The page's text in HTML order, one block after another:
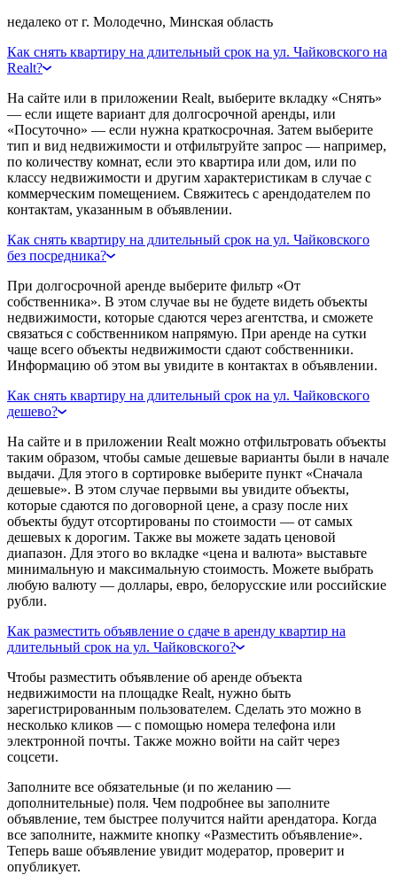
недалеко от г. Молодечно, Минская область
Как снять квартиру на длительный срок на ул. Чайковского на
Realt?
На сайте или в приложении Realt, выберите вкладку «Снять»
— если ищете вариант для долгосрочной аренды, или
«Посуточно» — если нужна краткосрочная. Затем выберите
тип и вид недвижимости и отфильтруйте запрос — например,
по количеству комнат, если это квартира или дом, или по
классу недвижимости и другим характеристикам в случае с
коммерческим помещением. Свяжитесь с арендодателем по
контактам, указанным в объявлении.
Как снять квартиру на длительный срок на ул. Чайковского
без посредника?
При долгосрочной аренде выберите фильтр «От
собственника». В этом случае вы не будете видеть объекты
недвижимости, которые сдаются через агентства, и сможете
связаться с собственником напрямую. При аренде на сутки
чаще всего объекты недвижимости сдают собственники.
Информацию об этом вы увидите в контактах в объявлении.
Как снять квартиру на длительный срок на ул. Чайковского
дешево?
На сайте и в приложении Realt можно отфильтровать объекты
таким образом, чтобы самые дешевые варианты были в начале
выдачи. Для этого в сортировке выберите пункт «Сначала
дешевые». В этом случае первыми вы увидите объекты,
которые сдаются по договорной цене, а сразу после них
объекты будут отсортированы по стоимости — от самых
дешевых к дорогим. Также вы можете задать ценовой
диапазон. Для этого во вкладке «цена и валюта» выставьте
минимальную и максимальную стоимость. Можете выбрать
любую валюту — доллары, евро, белорусские или российские
рубли.
Как разместить объявление о сдаче в аренду квартир на
длительный срок на ул. Чайковского?
Чтобы разместить объявление об аренде объекта
недвижимости на площадке Realt, нужно быть
зарегистрированным пользователем. Сделать это можно в
несколько кликов — с помощью номера телефона или
электронной почты. Также можно войти на сайт через
соцсети.
Заполните все обязательные (и по желанию —
дополнительные) поля. Чем подробнее вы заполните
объявление, тем быстрее получится найти арендатора. Когда
все заполните, нажмите кнопку «Разместить объявление».
Теперь ваше объявление увидит модератор, проверит и
опубликует.